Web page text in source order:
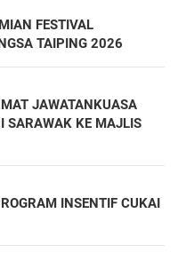
FESTIVAL
TAIPING 2026
JAWATANKUASA
SARAWAK KE MAJLIS
INSENTIF CUKAI